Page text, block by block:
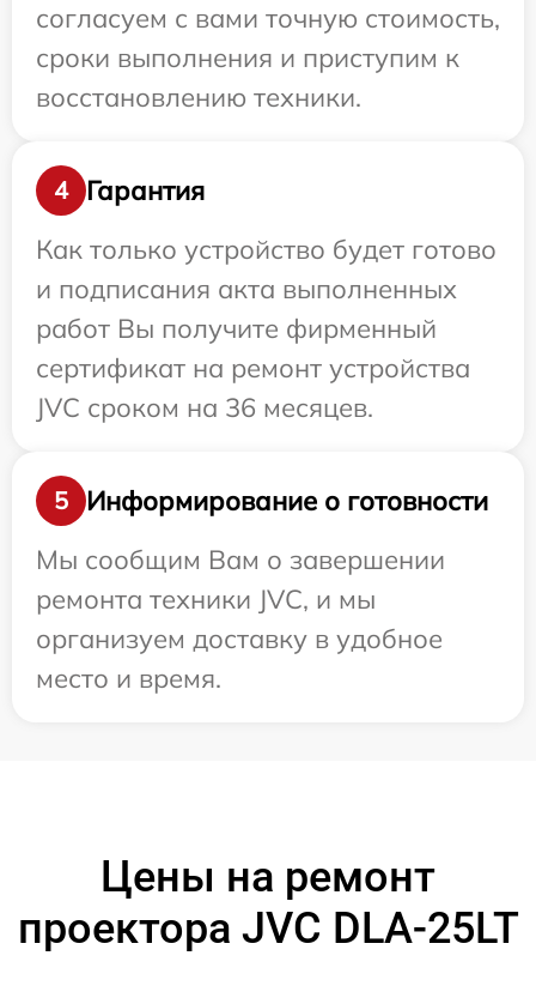
согласуем с вами точную стоимость,
сроки выполнения и приступим к
восстановлению техники.
4
Гарантия
Как только устройство будет готово
и подписания акта выполненных
работ Вы получите фирменный
сертификат на ремонт устройства
JVC сроком на 36 месяцев.
5
Информирование о готовности
Мы сообщим Вам о завершении
ремонта техники JVC, и мы
организуем доставку в удобное
место и время.
Цены на ремонт
проектора JVC DLA-25LT